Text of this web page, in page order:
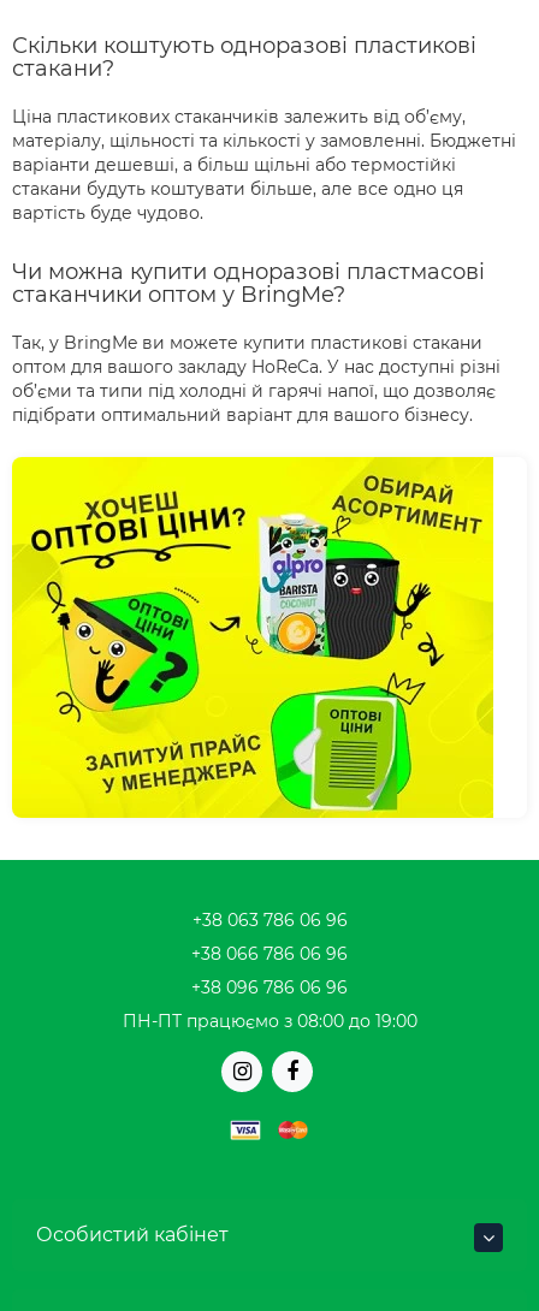
Скільки коштують одноразові пластикові
стакани?
Ціна пластикових стаканчиків залежить від об’єму,
матеріалу, щільності та кількості у замовленні. Бюджетні
варіанти дешевші, а більш щільні або термостійкі
стакани будуть коштувати більше, але все одно ця
вартість буде чудово.
Чи можна купити одноразові пластмасові
стаканчики оптом у BringMe?
Так, у BringMe ви можете купити пластикові стакани
оптом для вашого закладу HoReCa. У нас доступні різні
об’єми та типи під холодні й гарячі напої, що дозволяє
підібрати оптимальний варіант для вашого бізнесу.
+38 063 786 06 96
+38 066 786 06 96
+38 096 786 06 96
ПН-ПТ працюємо з 08:00 до 19:00
Особистий кабінет